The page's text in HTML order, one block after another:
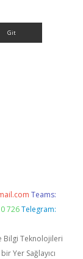
Teams:
726 Telegram:
Bilgi Teknolojileri
Yer Sağlayıcı